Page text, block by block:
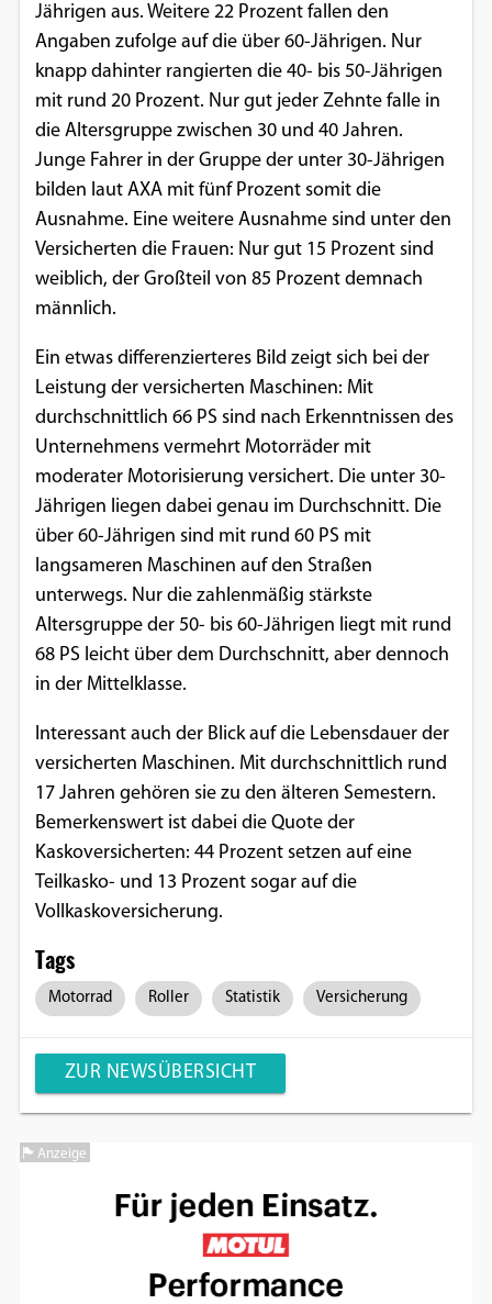
Jährigen aus. Weitere 22 Prozent fallen den
Angaben zufolge auf die über 60-Jährigen. Nur
knapp dahinter rangierten die 40- bis 50-Jährigen
mit rund 20 Prozent. Nur gut jeder Zehnte falle in
die Altersgruppe zwischen 30 und 40 Jahren.
Junge Fahrer in der Gruppe der unter 30-Jährigen
bilden laut AXA mit fünf Prozent somit die
Ausnahme. Eine weitere Ausnahme sind unter den
Versicherten die Frauen: Nur gut 15 Prozent sind
weiblich, der Großteil von 85 Prozent demnach
männlich.
Ein etwas differenzierteres Bild zeigt sich bei der
Leistung der versicherten Maschinen: Mit
durchschnittlich 66 PS sind nach Erkenntnissen des
Unternehmens vermehrt Motorräder mit
moderater Motorisierung versichert. Die unter 30-
Jährigen liegen dabei genau im Durchschnitt. Die
über 60-Jährigen sind mit rund 60 PS mit
langsameren Maschinen auf den Straßen
unterwegs. Nur die zahlenmäßig stärkste
Altersgruppe der 50- bis 60-Jährigen liegt mit rund
68 PS leicht über dem Durchschnitt, aber dennoch
in der Mittelklasse.
Interessant auch der Blick auf die Lebensdauer der
versicherten Maschinen. Mit durchschnittlich rund
17 Jahren gehören sie zu den älteren Semestern.
Bemerkenswert ist dabei die Quote der
Kaskoversicherten: 44 Prozent setzen auf eine
Teilkasko- und 13 Prozent sogar auf die
Vollkaskoversicherung.
Tags
Motorrad Roller Statistik Versicherung
ZUR NEWSÜBERSICHT
Anzeige
EXTERNE MEDIEN
Um Inhalte von Videoplattformen und
Social Media Plattformen anzeigen zu
können, werden von diesen externen
Medien Cookies gesetzt.
Vimeo
Google Maps
Anbieter:
Google